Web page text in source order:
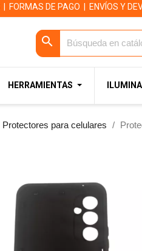
FORMAS DE PAGO ENVÍOS Y
search
HERRAMIENTAS
Protectores para celulares